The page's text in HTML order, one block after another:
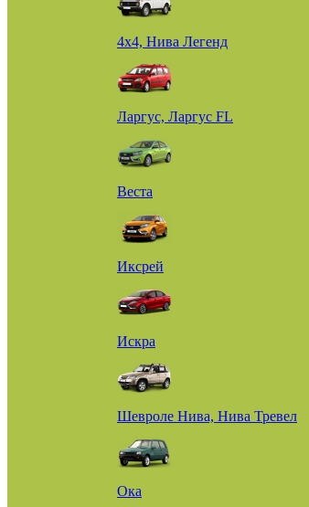
4х4, Нива Легенд
Ларгус, Ларгус FL
Веста
Иксрей
Искра
Шевроле Нива, Нива Тревел
Ока